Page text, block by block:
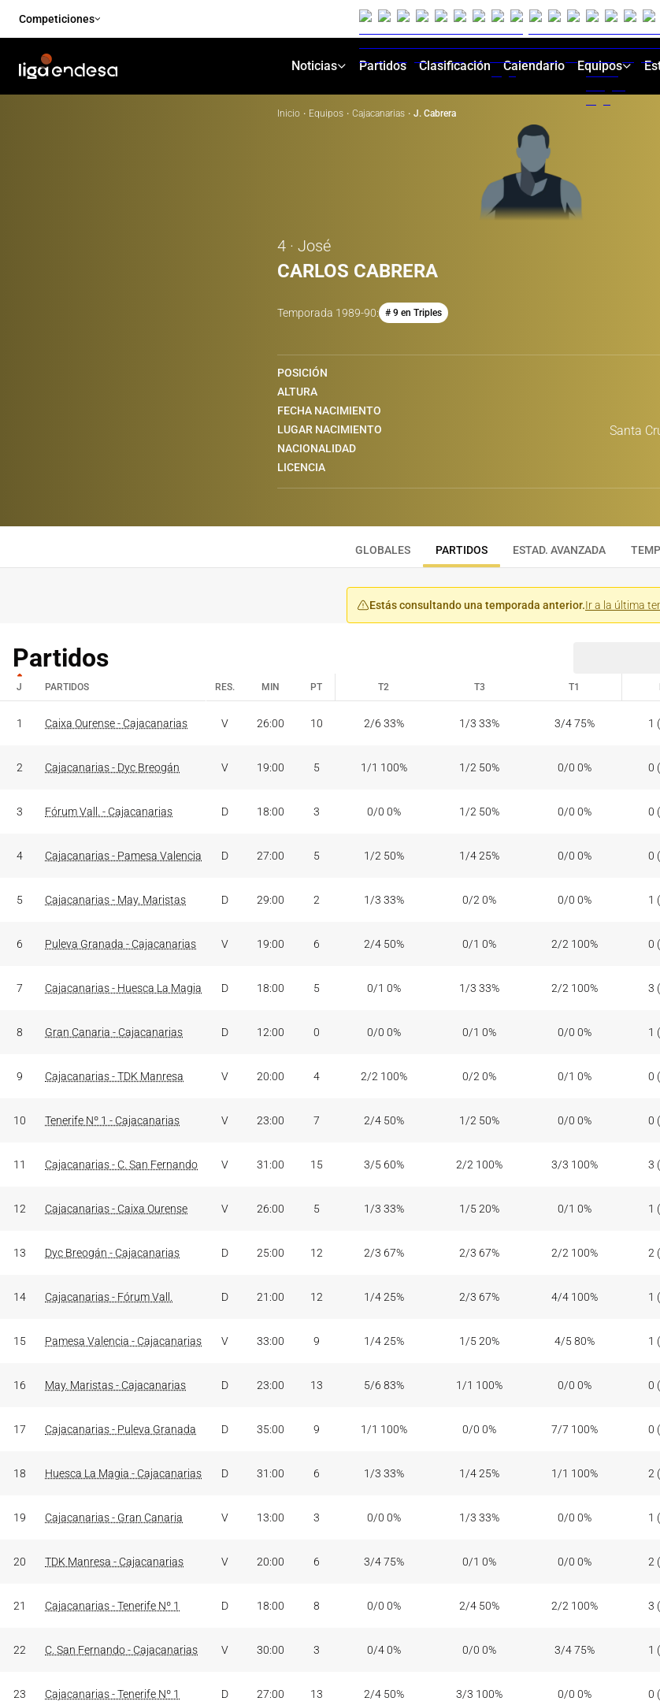
Competiciones
Noticias Partidos Clasificación Calendario Equipos
Inicio · Equipos · Cajacanarias · J. Cabrera
4 · José
CARLOS CABRERA
Temporada 1989-90: # 9 en Triples
POSICIÓN
ALTURA
FECHA NACIMIENTO
LUGAR NACIMIENTO Santa
NACIONALIDAD
LICENCIA
GLOBALES PARTIDOS ESTAD. AVANZADA
Estás consultando una temporada anterior.Ir a la última
Partidos
J PARTIDOS RES. MIN PT T2 T3 T1
1 Caixa Ourense - Cajacanarias V 26:00 10 2/6 33% 1/3 33% 3/4 75% 1
2 Cajacanarias - Dyc Breogán V 19:00 5 1/1 100% 1/2 50% 0/0 0% 0
3 Fórum Vall. - Cajacanarias D 18:00 3 0/0 0% 1/2 50% 0/0 0% 0
4 Cajacanarias - Pamesa Valencia D 27:00 5 1/2 50% 1/4 25% 0/0 0% 0
5 Cajacanarias - May. Maristas D 29:00 2 1/3 33% 0/2 0% 0/0 0% 1
6 Puleva Granada - Cajacanarias V 19:00 6 2/4 50% 0/1 0% 2/2 100% 0
7 Cajacanarias - Huesca La Magia D 18:00 5 0/1 0% 1/3 33% 2/2 100% 3
8 Gran Canaria - Cajacanarias D 12:00 0 0/0 0% 0/1 0% 0/0 0% 1
9 Cajacanarias - TDK Manresa V 20:00 4 2/2 100% 0/2 0% 0/1 0% 0
10 Tenerife Nº 1 - Cajacanarias V 23:00 7 2/4 50% 1/2 50% 0/0 0% 0
11 Cajacanarias - C. San Fernando V 31:00 15 3/5 60% 2/2 100% 3/3 100% 3
12 Cajacanarias - Caixa Ourense V 26:00 5 1/3 33% 1/5 20% 0/1 0% 1
13 Dyc Breogán - Cajacanarias D 25:00 12 2/3 67% 2/3 67% 2/2 100% 2
14 Cajacanarias - Fórum Vall. D 21:00 12 1/4 25% 2/3 67% 4/4 100% 1
15 Pamesa Valencia - Cajacanarias V 33:00 9 1/4 25% 1/5 20% 4/5 80% 1
16 May. Maristas - Cajacanarias D 23:00 13 5/6 83% 1/1 100% 0/0 0% 0
17 Cajacanarias - Puleva Granada D 35:00 9 1/1 100% 0/0 0% 7/7 100% 0
18 Huesca La Magia - Cajacanarias D 31:00 6 1/3 33% 1/4 25% 1/1 100% 2
19 Cajacanarias - Gran Canaria V 13:00 3 0/0 0% 1/3 33% 0/0 0% 1
20 TDK Manresa - Cajacanarias V 20:00 6 3/4 75% 0/1 0% 0/0 0% 2
21 Cajacanarias - Tenerife Nº 1 D 18:00 8 0/0 0% 2/4 50% 2/2 100% 3
22 C. San Fernando - Cajacanarias V 30:00 3 0/4 0% 0/0 0% 3/4 75% 1
23 Cajacanarias - Tenerife Nº 1 D 27:00 13 2/4 50% 3/3 100% 0/0 0% 0